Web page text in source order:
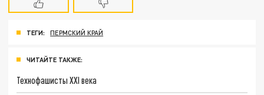
ТЕГИ: ПЕРМСКИЙ КРАЙ
ЧИТАЙТЕ ТАКЖЕ:
Технофашисты XXI века